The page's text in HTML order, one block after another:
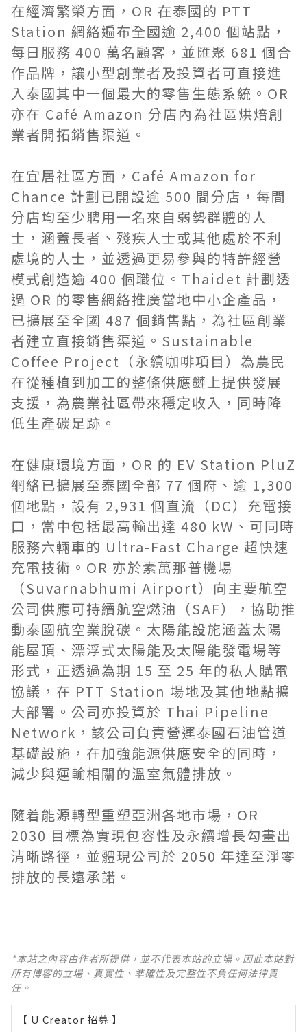
在經濟繁榮方面，OR 在泰國的 PTT
Station 網絡遍布全國逾 2,400 個站點，
每日服務 400 萬名顧客，並匯聚 681 個合
作品牌，讓小型創業者及投資者可直接進
入泰國其中一個最大的零售生態系統。OR
亦在 Café Amazon 分店內為社區烘焙創
業者開拓銷售渠道。
在宜居社區方面，Café Amazon for
Chance 計劃已開設逾 500 間分店，每間
分店均至少聘用一名來自弱勢群體的人
士，涵蓋長者、殘疾人士或其他處於不利
處境的人士，並透過更易參與的特許經營
模式創造逾 400 個職位。Thaidet 計劃透
過 OR 的零售網絡推廣當地中小企產品，
已擴展至全國 487 個銷售點，為社區創業
者建立直接銷售渠道。Sustainable
Coffee Project（永續咖啡項目）為農民
在從種植到加工的整條供應鏈上提供發展
支援，為農業社區帶來穩定收入，同時降
低生產碳足跡。
在健康環境方面，OR 的 EV Station PluZ
網絡已擴展至泰國全部 77 個府、逾 1,300
個地點，設有 2,931 個直流（DC）充電接
口，當中包括最高輸出達 480 kW、可同時
服務六輛車的 Ultra-Fast Charge 超快速
充電技術。OR 亦於素萬那普機場
（Suvarnabhumi Airport）向主要航空
公司供應可持續航空燃油（SAF），協助推
動泰國航空業脫碳。太陽能設施涵蓋太陽
能屋頂、漂浮式太陽能及太陽能發電場等
形式，正透過為期 15 至 25 年的私人購電
協議，在 PTT Station 場地及其他地點擴
大部署。公司亦投資於 Thai Pipeline
Network，該公司負責營運泰國石油管道
基礎設施，在加強能源供應安全的同時，
減少與運輸相關的溫室氣體排放。
隨着能源轉型重塑亞洲各地市場，OR
2030 目標為實現包容性及永續增長勾畫出
清晰路徑，並體現公司於 2050 年達至淨零
排放的長遠承諾。
*本站之內容由作者所提供，並不代表本站的立場。因此本站對
所有博客的立場、真實性、準確性及完整性不負任何法律責
任。
【 U Creator 招募 】